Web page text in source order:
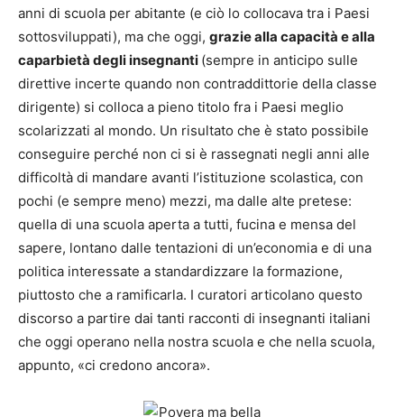
anni di scuola per abitante (e ciò lo collocava tra i Paesi
sottosviluppati), ma che oggi, grazie alla capacità e alla
caparbietà degli insegnanti (sempre in anticipo sulle
direttive incerte quando non contraddittorie della classe
dirigente) si colloca a pieno titolo fra i Paesi meglio
scolarizzati al mondo. Un risultato che è stato possibile
conseguire perché non ci si è rassegnati negli anni alle
difficoltà di mandare avanti l’istituzione scolastica, con
pochi (e sempre meno) mezzi, ma dalle alte pretese:
quella di una scuola aperta a tutti, fucina e mensa del
sapere, lontano dalle tentazioni di un’economia e di una
politica interessate a standardizzare la formazione,
piuttosto che a ramificarla. I curatori articolano questo
discorso a partire dai tanti racconti di insegnanti italiani
che oggi operano nella nostra scuola e che nella scuola,
appunto, «ci credono ancora».